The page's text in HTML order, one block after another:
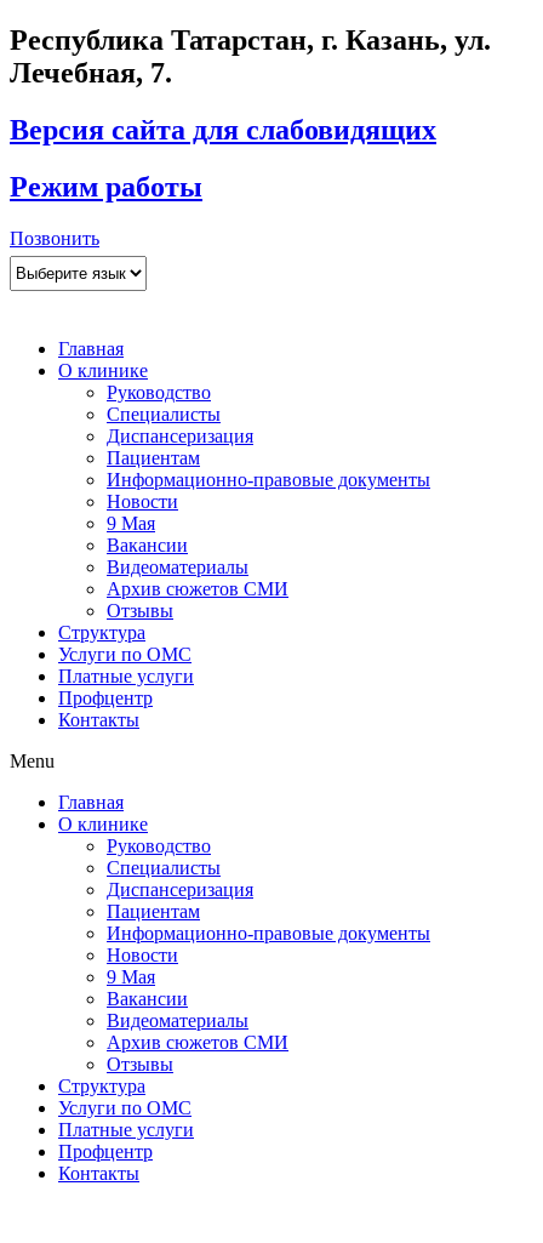
Республика Татарстан, г. Казань, ул.
Лечебная, 7.
Версия сайта для слабовидящих
Режим работы
Позвонить
Главная
О клинике
Руководство
Специалисты
Диспансеризация
Пациентам
Информационно-правовые документы
Новости
9 Мая
Вакансии
Видеоматериалы
Архив сюжетов СМИ
Отзывы
Структура
Услуги по ОМС
Платные услуги
Профцентр
Контакты
Menu
Главная
О клинике
Руководство
Специалисты
Диспансеризация
Пациентам
Информационно-правовые документы
Новости
9 Мая
Вакансии
Видеоматериалы
Архив сюжетов СМИ
Отзывы
Структура
Услуги по ОМС
Платные услуги
Профцентр
Контакты